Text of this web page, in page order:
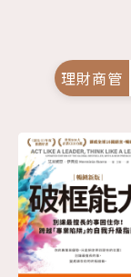
理財商管